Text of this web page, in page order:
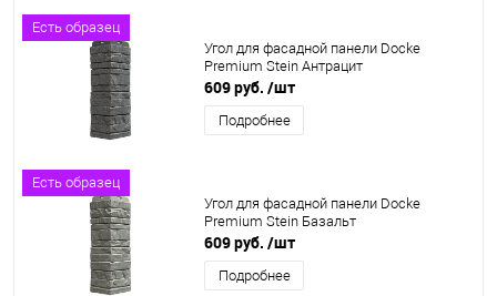
Есть образец
Угол для фасадной панели Docke
Premium Stein Антрацит
609 руб. /шт
Подробнее
Есть образец
Угол для фасадной панели Docke
Premium Stein Базальт
609 руб. /шт
Подробнее